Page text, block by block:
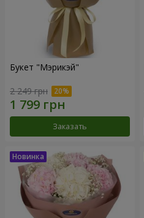
Букет "Мэрикэй"
2 249 грн
Заказать